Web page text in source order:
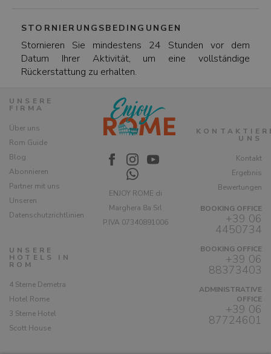
STORNIERUNGSBEDINGUNGEN
Stornieren Sie mindestens 24 Stunden vor dem
Datum Ihrer Aktivität, um eine vollständige
Rückerstattung zu erhalten.
UNSERE
FIRMA
Über uns
Rom Guide
Blog
Abonnieren
Partner mit uns
Unseren
Datenschutzrichtlinien
UNSERE
HOTELS IN
ROM
4 Sterne Demetra
Hotel Rome
3 Sterne Hotel
Scott House
ENJOY ROME di
Marghera 8a Srl
P.IVA 07340891006
UNS
Kontakt
Ergebnis
Bewertungen
BOOKING OFFICE
+39 06
4450734
BOOKING OFFICE
+39 06
88373403
ADMINISTRATIVE
OFFICE
+39 06
87724601